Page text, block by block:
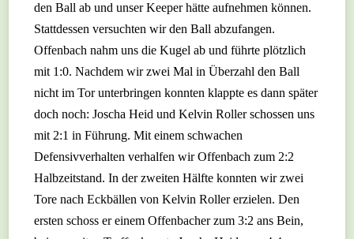
den Ball ab und unser Keeper hätte aufnehmen können.
Stattdessen versuchten wir den Ball abzufangen.
Offenbach nahm uns die Kugel ab und führte plötzlich
mit 1:0. Nachdem wir zwei Mal in Überzahl den Ball
nicht im Tor unterbringen konnten klappte es dann später
doch noch: Joscha Heid und Kelvin Roller schossen uns
mit 2:1 in Führung. Mit einem schwachen
Defensivverhalten verhalfen wir Offenbach zum 2:2
Halbzeitstand. In der zweiten Hälfte konnten wir zwei
Tore nach Eckbällen von Kelvin Roller erzielen. Den
ersten schoss er einem Offenbacher zum 3:2 ans Bein,